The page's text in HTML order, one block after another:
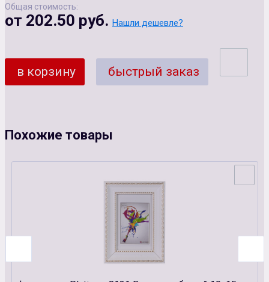
Общая стоимость:
от 202.50 руб. Нашли дешевле?
в корзину быстрый заказ
Похожие товары